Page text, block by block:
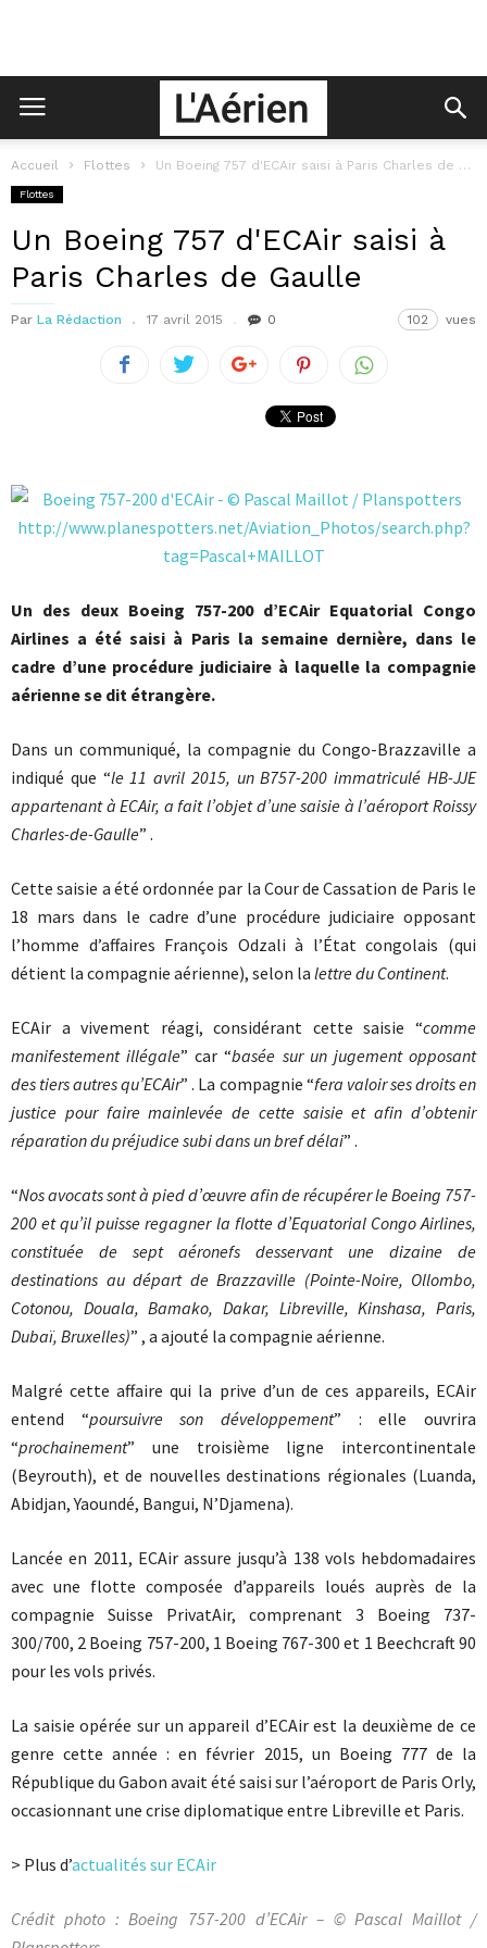
Accueil Flottes Un Boeing 757 d'ECAir saisi à Paris Charles de Gaulle
Flottes
Un Boeing 757 d'ECAir saisi à
Paris Charles de Gaulle
Par La Rédaction 17 avril 2015 0 102 vues
Un des deux Boeing 757-200 d’ECAir Equatorial Congo
Airlines a été saisi à Paris la semaine dernière, dans le
cadre d’une procédure judiciaire à laquelle la compagnie
aérienne se dit étrangère.
Dans un communiqué, la compagnie du Congo-Brazzaville a
indiqué que “le 11 avril 2015, un B757-200 immatriculé HB-JJE
appartenant à ECAir, a fait l’objet d’une saisie à l’aéroport Roissy
Charles-de-Gaulle” .
Cette saisie a été ordonnée par la Cour de Cassation de Paris le
18 mars dans le cadre d’une procédure judiciaire opposant
l’homme d’affaires François Odzali à l’État congolais (qui
détient la compagnie aérienne), selon la lettre du Continent.
ECAir a vivement réagi, considérant cette saisie “comme
manifestement illégale” car “basée sur un jugement opposant
des tiers autres qu’ECAir” . La compagnie “fera valoir ses droits en
justice pour faire mainlevée de cette saisie et afin d’obtenir
réparation du préjudice subi dans un bref délai” .
“Nos avocats sont à pied d’œuvre afin de récupérer le Boeing 757-
200 et qu’il puisse regagner la flotte d’Equatorial Congo Airlines,
constituée de sept aéronefs desservant une dizaine de
destinations au départ de Brazzaville (Pointe-Noire, Ollombo,
Cotonou, Douala, Bamako, Dakar, Libreville, Kinshasa, Paris,
Dubaï, Bruxelles)” , a ajouté la compagnie aérienne.
Malgré cette affaire qui la prive d’un de ces appareils, ECAir
entend “poursuivre son développement” : elle ouvrira
“prochainement” une troisième ligne intercontinentale
(Beyrouth), et de nouvelles destinations régionales (Luanda,
Abidjan, Yaoundé, Bangui, N’Djamena).
Lancée en 2011, ECAir assure jusqu’à 138 vols hebdomadaires
avec une flotte composée d’appareils loués auprès de la
compagnie Suisse PrivatAir, comprenant 3 Boeing 737-
300/700, 2 Boeing 757-200, 1 Boeing 767-300 et 1 Beechcraft 90
pour les vols privés.
La saisie opérée sur un appareil d’ECAir est la deuxième de ce
genre cette année : en février 2015, un Boeing 777 de la
République du Gabon avait été saisi sur l’aéroport de Paris Orly,
occasionnant une crise diplomatique entre Libreville et Paris.
> Plus d’actualités sur ECAir
Crédit photo : Boeing 757-200 d’ECAir – ©Pascal Maillot /